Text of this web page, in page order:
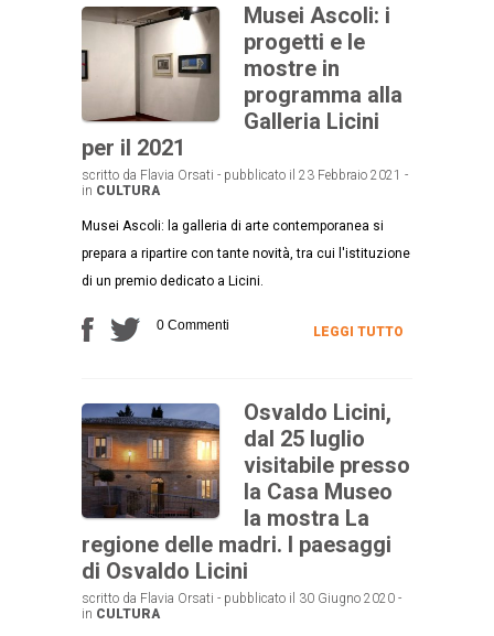
Musei Ascoli: i
progetti e le
mostre in
programma alla
Galleria Licini
per il 2021
scritto da Flavia Orsati - pubblicato il 23 Febbraio 2021 -
in CULTURA
Musei Ascoli: la galleria di arte contemporanea si
prepara a ripartire con tante novità, tra cui l'istituzione
di un premio dedicato a Licini.
0 Commenti LEGGI TUTTO
Osvaldo Licini,
dal 25 luglio
visitabile presso
la Casa Museo
la mostra La
regione delle madri. I paesaggi
di Osvaldo Licini
scritto da Flavia Orsati - pubblicato il 30 Giugno 2020 -
in CULTURA